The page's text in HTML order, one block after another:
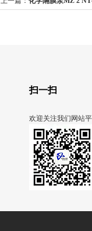
扫一扫
欢迎关注我们网站